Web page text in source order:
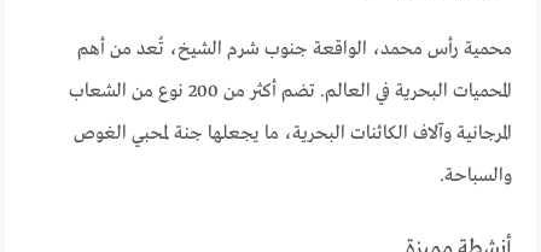
محمية رأس محمد، الواقعة جنوب شرم الشيخ، تُعد من أهم
المحميات البحرية في العالم. تضم أكثر من 200 نوع من الشعاب
المرجانية وآلاف الكائنات البحرية، ما يجعلها جنة لمحبي الغوص
والسباحة.